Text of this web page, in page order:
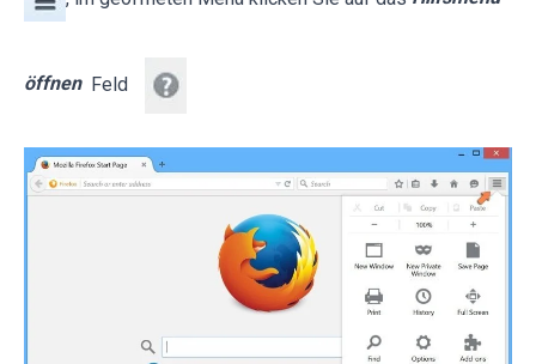
öffnen Feld